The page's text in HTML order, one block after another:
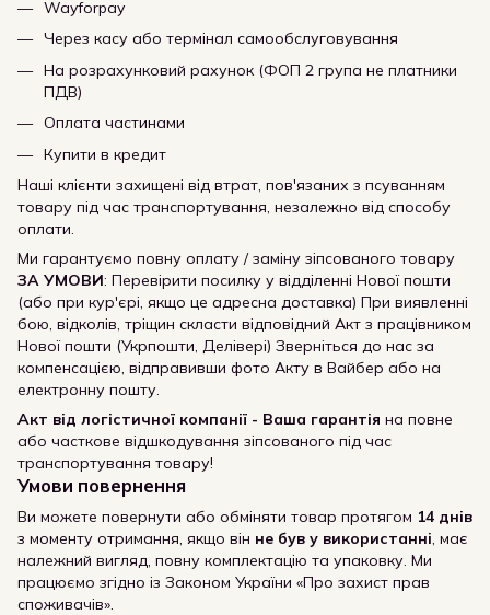
Wayforpay
Через касу або термінал самообслуговування
На розрахунковий рахунок (ФОП 2 група не платники
ПДВ)
Оплата частинами
Купити в кредит
Наші клієнти захищені від втрат, пов'язаних з псуванням
товару під час транспортування, незалежно від способу
оплати.
Ми гарантуємо повну оплату / заміну зіпсованого товару
ЗА УМОВИ: Перевірити посилку у відділенні Нової пошти
(або при кур'єрі, якщо це адресна доставка) При виявленні
бою, відколів, тріщин скласти відповідний Акт з працівником
Нової пошти (Укрпошти, Делівері) Зверніться до нас за
компенсацією, відправивши фото Акту в Вайбер або на
електронну пошту.
Акт від логістичної компанії - Ваша гарантія на повне
або часткове відшкодування зіпсованого під час
транспортування товару!
Умови повернення
Ви можете повернути або обміняти товар протягом 14 днів
з моменту отримання, якщо він не був у використанні, має
належний вигляд, повну комплектацію та упаковку. Ми
працюємо згідно із Законом України «Про захист прав
споживачів».